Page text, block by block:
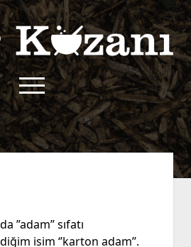
menüyü
aç
facebook
rss
Politikası
”adam” sıfatı
isim ‘’karton adam’’.